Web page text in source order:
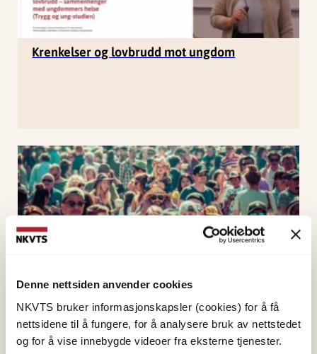
Denne nettsiden anvender cookies
NKVTS bruker informasjonskapsler (cookies) for å få
nettsidene til å fungere, for å analysere bruk av nettstedet
og for å vise innebygde videoer fra eksterne tjenester.
Krenkelser og lovbrudd mot ungdom